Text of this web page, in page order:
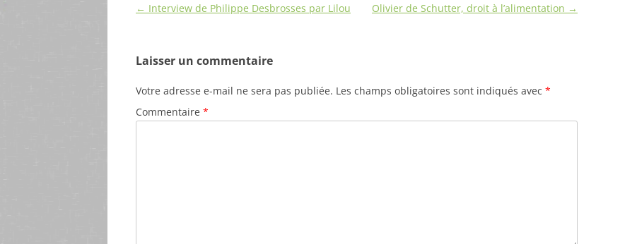
Navigation
← Interview de Philippe Desbrosses par Lilou Olivier de Schutter, droit à l’alimentation →
Laisser un commentaire
Votre adresse e-mail ne sera pas publiée. Les champs obligatoires sont indiqués avec *
Commentaire *